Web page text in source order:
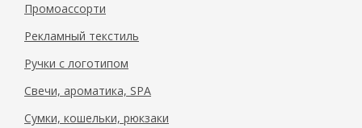
Промоассорти
Рекламный текстиль
Ручки с логотипом
Свечи, ароматика, SPA
Сумки, кошельки, рюкзаки